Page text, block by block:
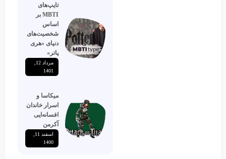
تایپ‌های
MBTI بر
اساس
شخصیت‌های
دنیای «هری
پاتر»
1401
میکاسا و
اسرار خاندان
افسانه‌ایی
آکرمن
1400